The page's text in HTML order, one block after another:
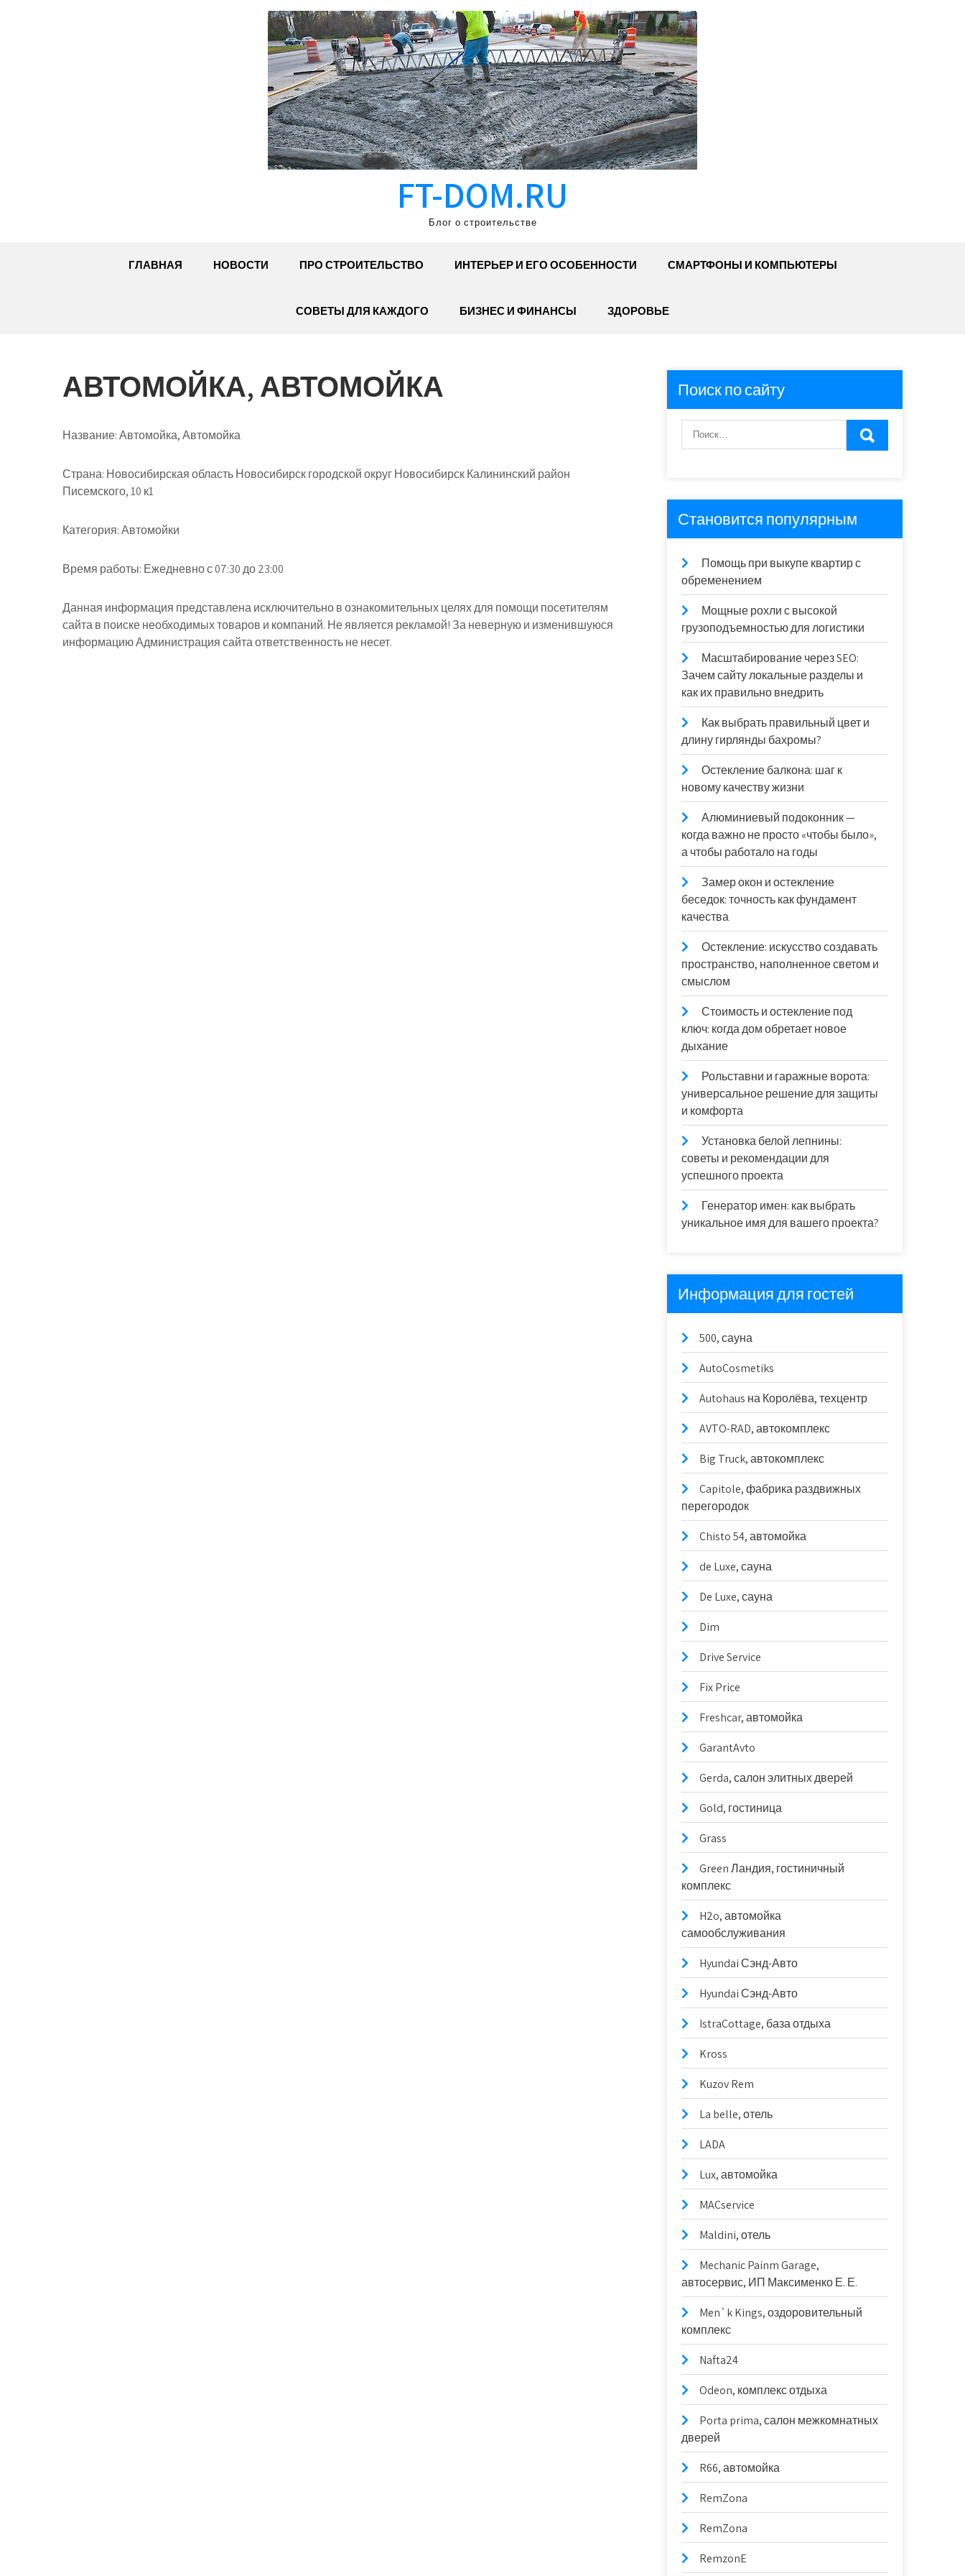
FT-DOM.RU
Блог о строительстве
ГЛАВНАЯ НОВОСТИ ПРО СТРОИТЕЛЬСТВО ИНТЕРЬЕР И ЕГО ОСОБЕННОСТИ СМАРТФОНЫ И КОМПЬЮТЕРЫ
СОВЕТЫ ДЛЯ КАЖДОГО БИЗНЕС И ФИНАНСЫ ЗДОРОВЬЕ
АВТОМОЙКА, АВТОМОЙКА
Название:Автомойка, Автомойка
Страна: Новосибирская область Новосибирск городской округ Новосибирск Калининский район
Писемского, 10 к1
Категория:Автомойки
Время работы: Ежедневно с 07:30 до 23:00
Данная информация представлена исключительно в ознакомительных целях для помощи посетителям
сайта в поиске необходимых товаров и компаний. Не является рекламой! За неверную и изменившуюся
информацию Администрация сайта ответственность не несет.
Поиск по сайту
Становится популярным
Помощь при выкупе квартир с
обременением
Мощные рохли с высокой
грузоподъемностью для логистики
Масштабирование через SEO:
Зачем сайту локальные разделы и
как их правильно внедрить
Как выбрать правильный цвет и
длину гирлянды бахромы?
Остекление балкона: шаг к
новому качеству жизни
Алюминиевый подоконник —
когда важно не просто «чтобы было»,
а чтобы работало на годы
Замер окон и остекление
беседок: точность как фундамент
качества
Остекление: искусство создавать
пространство, наполненное светом и
смыслом
Стоимость и остекление под
ключ: когда дом обретает новое
дыхание
Рольставни и гаражные ворота:
универсальное решение для защиты
и комфорта
Установка белой лепнины:
советы и рекомендации для
успешного проекта
Генератор имен: как выбрать
уникальное имя для вашего проекта?
Информация для гостей
500, сауна
AutoCosmetiks
Autohaus на Королёва, техцентр
AVTO-RAD, автокомплекс
Big Truck, автокомплекс
Capitole, фабрика раздвижных
перегородок
Chisto 54, автомойка
de Luxe, сауна
De Luxe, сауна
Dim
Drive Service
Fix Price
Freshcar, автомойка
GarantAvto
Gerda, салон элитных дверей
Gold, гостиница
Grass
Green Ландия, гостиничный
комплекс
H2o, автомойка
самообслуживания
Hyundai Сэнд-Авто
Hyundai Сэнд-Авто
IstraCottage, база отдыха
Kross
Kuzov Rem
La belle, отель
LADA
Lux, автомойка
MACservice
Maldini, отель
Mechanic Painm Garage,
автосервис, ИП Максименко Е. Е.
Men`k Kings, оздоровительный
комплекс
Nafta24
Odeon, комплекс отдыха
Porta prima, салон межкомнатных
дверей
R66, автомойка
RemZona
RemZona
RemzonE